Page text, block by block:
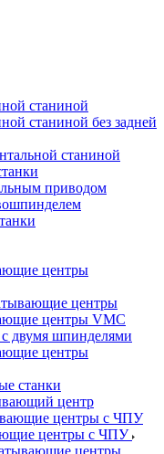
станиной
станиной без задней
станиной
приводом
центры
центры
центры VMC
двумя шпинделями
центры
станки
центр
центры с ЧПУ